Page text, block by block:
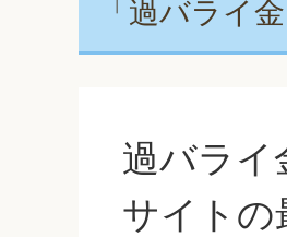
「過バライ
過バライ
サイトの